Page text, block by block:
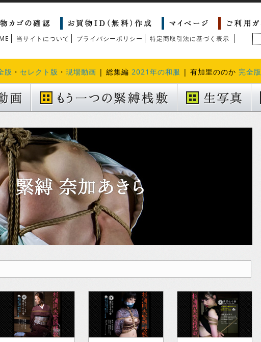
当サイトについて プライバシーポリシー 特定商取引法に基づく表示
版 ・ セレクト版 ・ 現場動画 | 総集編 2021年の和服 | 有加里ののか 完全版